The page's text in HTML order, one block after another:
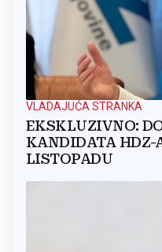
VLADAJUĆA STRANKA
EKSKLUZIVNO:
KANDIDATA HDZ-
LISTOPADU